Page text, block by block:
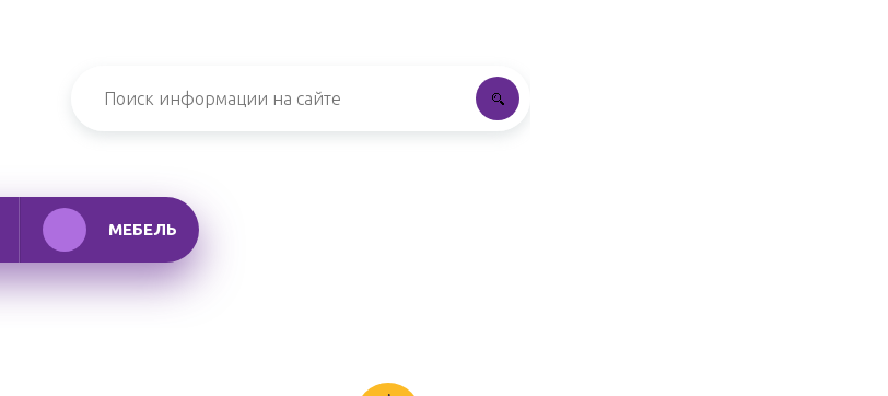
МЕБЕЛЬ